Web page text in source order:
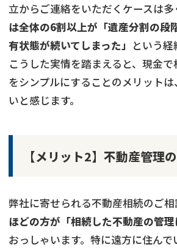
立からご連絡をいただくケースは多
は全体の6割以上が「遺産分割の段
有状態が続いてしまった」 という経
こうした実情を踏まえると、現金
をシンプルにすることのメリット
いと感じます。
【メリット2】不動産管理
弊社に寄せられる不動産相続のご相
ほどの方が「相続した不動産の管理
おっしゃいます。特に遠方に住んで